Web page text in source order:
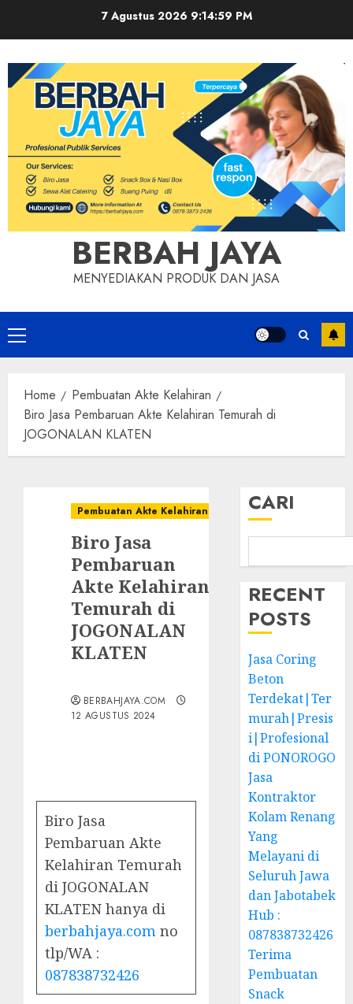
7 Agustus 2026 9:15:00 PM
BERBAH JAYA
MENYEDIAKAN PRODUK DAN JASA
Primary
Menu
Home
Pembuatan Akte Kelahiran
Biro Jasa Pembaruan Akte Kelahiran Temurah di
JOGONALAN KLATEN
Pembuatan Akte Kelahiran
Biro Jasa
Pembaruan
Akte Kelahiran
Temurah di
JOGONALAN
KLATEN
BERBAHJAYA.COM
12 AGUSTUS 2024
Biro Jasa
Pembaruan Akte
Kelahiran Temurah
di JOGONALAN
KLATEN hanya di
berbahjaya.com no
tlp/WA :
087838732426
CARI
RECENT
POSTS
Jasa Coring
Beton
Terdekat|Ter
murah|Presis
i|Profesional
di PONOROGO
Jasa
Kontraktor
Kolam Renang
Yang
Melayani di
Seluruh Jawa
dan Jabotabek
Hub :
087838732426
Terima
Pembuatan
Snack